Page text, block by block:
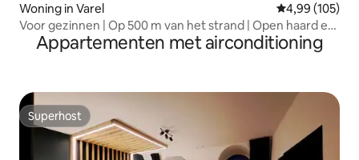
Woning in Varel Gemiddelde
4,99 (105)
Voor gezinnen | Op 500 m van het strand | Open haard en
tuinAppartementen met airconditioning
Superhost
Superhost